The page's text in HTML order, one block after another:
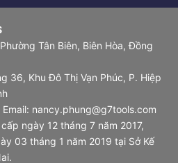
Tân Biên, Biên Hòa, Đồng
36, Khu Đô Thị Vạn Phúc, P. Hiệp
nancy.phung@g7tools.com
ngày 12 tháng 7 năm 2017,
03 tháng 1 năm 2019 tại Sở Kế